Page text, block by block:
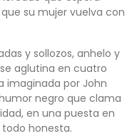
su mujer vuelva con
y sollozos, anhelo y
aglutina en cuatro
imaginada por John
negro que clama
en una puesta en
honesta.